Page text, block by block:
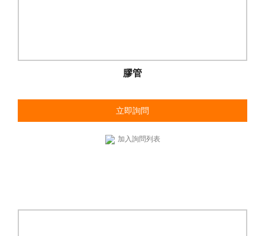
膠管
立即詢問
加入詢問列表